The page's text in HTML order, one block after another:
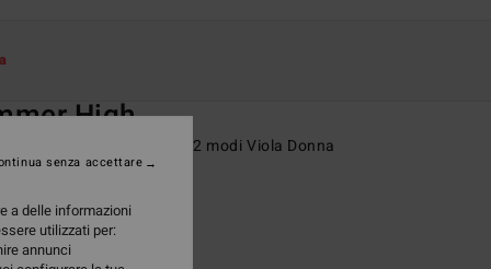
High
bikini da indossare in 2 modi Viola Donna
63%
€
a delle informazioni
utilizzati per:
annunci
senza accettare